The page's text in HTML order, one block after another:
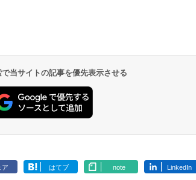
当サイトの記事を優先表示させる
ア はてブ note LinkedIn